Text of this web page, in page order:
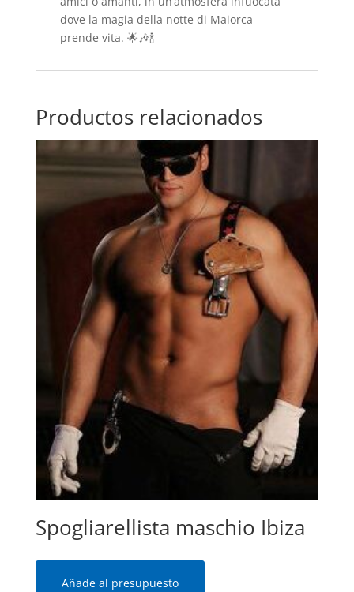
dove la magia della notte di Maiorca
prende vita. 🌟🎶🍾
Productos relacionados
Spogliarellista maschio Ibiza
Añade al presupuesto